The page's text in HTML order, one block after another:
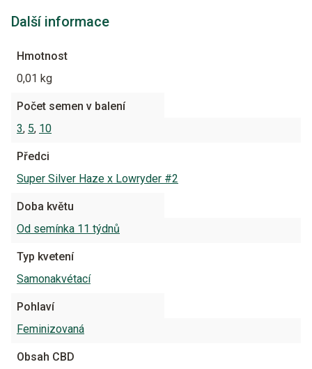
Další informace
Hmotnost
0,01 kg
Počet semen v balení
3, 5, 10
Předci
Super Silver Haze x Lowryder #2
Doba květu
Od semínka 11 týdnů
Typ kvetení
Samonakvétací
Pohlaví
Feminizovaná
Obsah CBD